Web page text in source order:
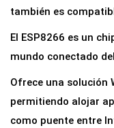
6
6
E
S
P
también es
El ESP8266 es un
mundo conectado
Ofrece una solución
permitiendo alojar
como puente entre